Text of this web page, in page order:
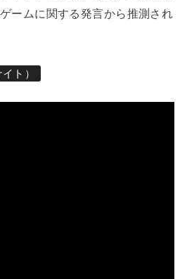
ームに関する発言から推測され
ト）